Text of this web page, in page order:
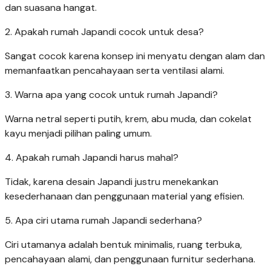
dan suasana hangat.
2. Apakah rumah Japandi cocok untuk desa?
Sangat cocok karena konsep ini menyatu dengan alam dan
memanfaatkan pencahayaan serta ventilasi alami.
3. Warna apa yang cocok untuk rumah Japandi?
Warna netral seperti putih, krem, abu muda, dan cokelat
kayu menjadi pilihan paling umum.
4. Apakah rumah Japandi harus mahal?
Tidak, karena desain Japandi justru menekankan
kesederhanaan dan penggunaan material yang efisien.
5. Apa ciri utama rumah Japandi sederhana?
Ciri utamanya adalah bentuk minimalis, ruang terbuka,
pencahayaan alami, dan penggunaan furnitur sederhana.